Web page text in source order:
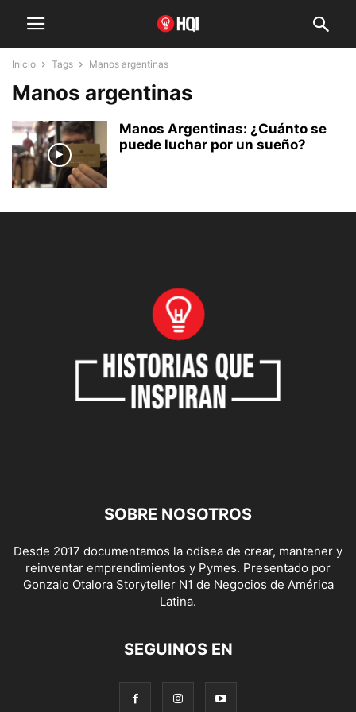
Inicio Tags Manos argentinas
Manos argentinas
Manos Argentinas: ¿Cuánto se
puede luchar por un sueño?
SOBRE NOSOTROS
Desde 2017 documentamos la odisea de crear, mantener y
reinventar emprendimientos y Pymes. Presentado por
Gonzalo Otalora Storyteller N1 de Negocios de América
Latina.
SEGUINOS EN